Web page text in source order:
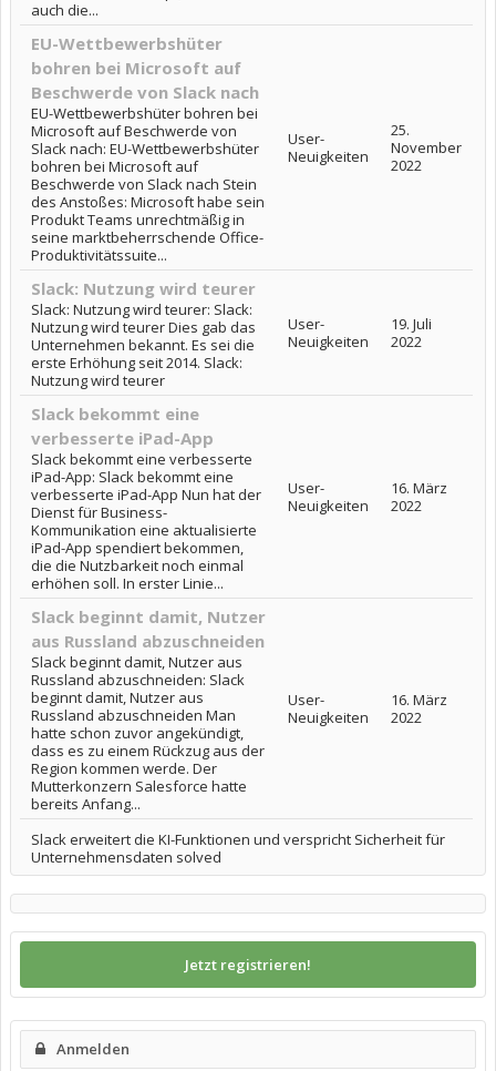
auch die...
EU-Wettbewerbshüter
bohren bei Microsoft auf
Beschwerde von Slack nach
EU-Wettbewerbshüter bohren bei
Microsoft auf Beschwerde von
Slack nach: EU-Wettbewerbshüter
bohren bei Microsoft auf
Beschwerde von Slack nach Stein
des Anstoßes: Microsoft habe sein
Produkt Teams unrechtmäßig in
seine marktbeherrschende Office-
Produktivitätssuite...
User-
Neuigkeiten
25.
November
2022
Slack: Nutzung wird teurer
Slack: Nutzung wird teurer: Slack:
Nutzung wird teurer Dies gab das
Unternehmen bekannt. Es sei die
erste Erhöhung seit 2014. Slack:
Nutzung wird teurer
User-
Neuigkeiten
19. Juli
2022
Slack bekommt eine
verbesserte iPad-App
Slack bekommt eine verbesserte
iPad-App: Slack bekommt eine
verbesserte iPad-App Nun hat der
Dienst für Business-
Kommunikation eine aktualisierte
iPad-App spendiert bekommen,
die die Nutzbarkeit noch einmal
erhöhen soll. In erster Linie...
User-
Neuigkeiten
16. März
2022
Slack beginnt damit, Nutzer
aus Russland abzuschneiden
Slack beginnt damit, Nutzer aus
Russland abzuschneiden: Slack
beginnt damit, Nutzer aus
Russland abzuschneiden Man
hatte schon zuvor angekündigt,
dass es zu einem Rückzug aus der
Region kommen werde. Der
Mutterkonzern Salesforce hatte
bereits Anfang...
User-
Neuigkeiten
16. März
2022
Slack erweitert die KI-Funktionen und verspricht Sicherheit für
Unternehmensdaten solved
Jetzt registrieren!
Anmelden